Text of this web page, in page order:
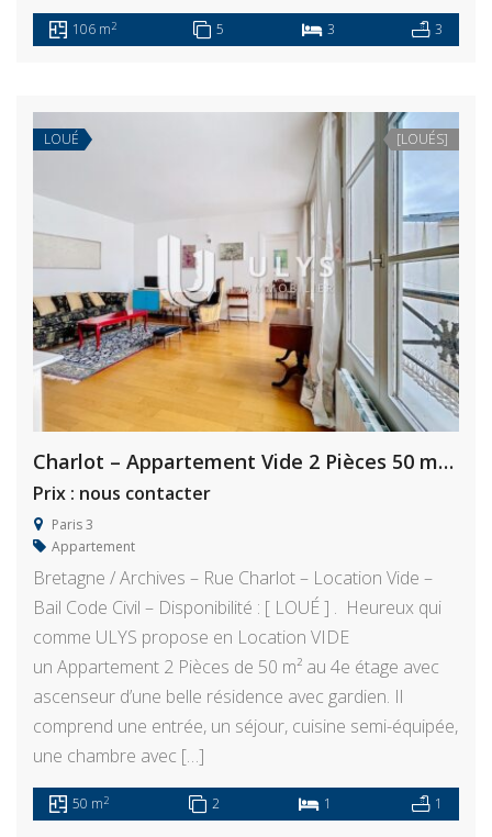
106 m2 5 3 3
LOUÉ [LOUÉS]
Charlot – Appartement Vide 2 Pièces 50 m² calme
Prix : nous contacter
Paris 3
Appartement
Bretagne / Archives – Rue Charlot – Location Vide –
Bail Code Civil – Disponibilité : [ LOUÉ ] . Heureux qui
comme ULYS propose en Location VIDE
un Appartement 2 Pièces de 50 m² au 4e étage avec
ascenseur d’une belle résidence avec gardien. Il
comprend une entrée, un séjour, cuisine semi-équipée,
une chambre avec […]
50 m2 2 1 1